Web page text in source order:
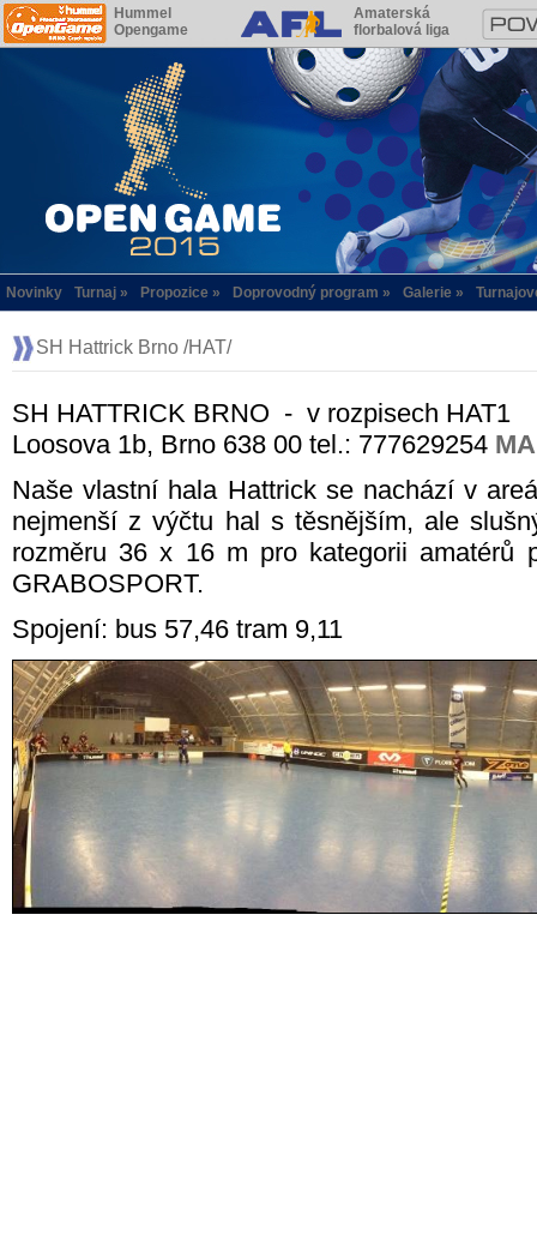
Hummel
Opengame
Amaterská
florbalová liga
Novinky Turnaj Propozice Doprovodný program Galerie
SH Hattrick Brno /HAT/
SH HATTRICK BRNO - v rozpisech HAT1
Loosova 1b, Brno 638 00 tel.: 777629254
Naše vlastní hala Hattrick se nachází v
nejmenší z výčtu hal s těsnějším, ale
rozměru 36 x 16 m pro kategorii amatérů
GRABOSPORT.
Spojení: bus 57,46 tram 9,11